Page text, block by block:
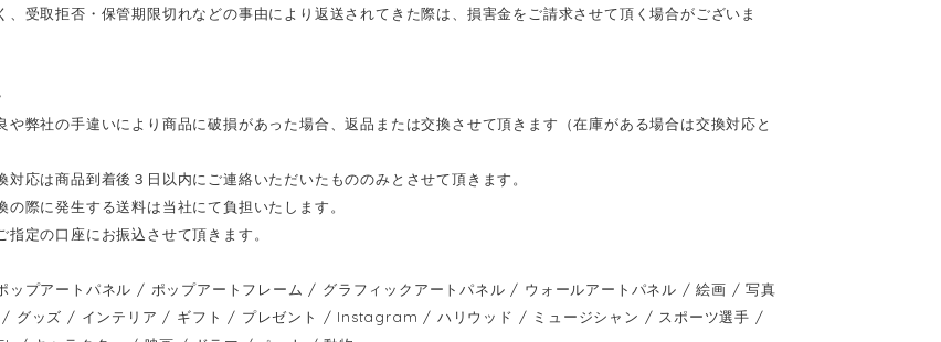
受取拒否・保管期限切れなどの事由により返送されてきた際は、損害金をご請求させて頂く場合がございま
弊社の手違いにより商品に破損があった場合、返品または交換させて頂きます（在庫がある場合は交換対応と
応は商品到着後３日以内にご連絡いただいたもののみとさせて頂きます。
際に発生する送料は当社にて負担いたします。
定の口座にお振込させて頂きます。
ップアートパネル / ポップアートフレーム / グラフィックアートパネル / ウォールアートパネル / 絵画 / 写真
グッズ / インテリア / ギフト / プレゼント / Instagram / ハリウッド / ミュージシャン / スポーツ選手 /